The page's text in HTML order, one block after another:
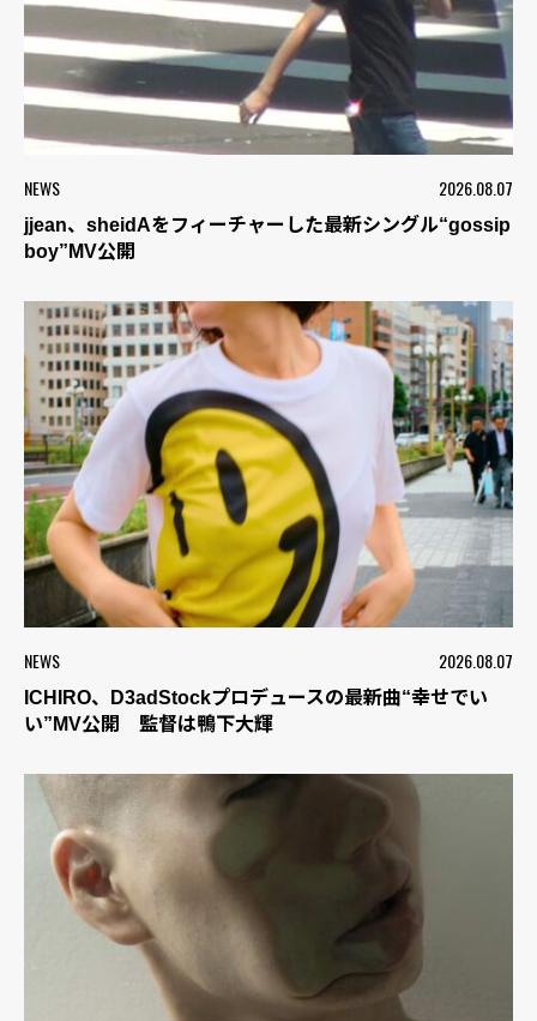
NEWS 2026.08.07
jjean、sheidAをフィーチャーした最新シングル“gossip
boy”MV公開
NEWS 2026.08.07
ICHIRO、D3adStockプロデュースの最新曲“幸せでい
い”MV公開 監督は鴨下大輝